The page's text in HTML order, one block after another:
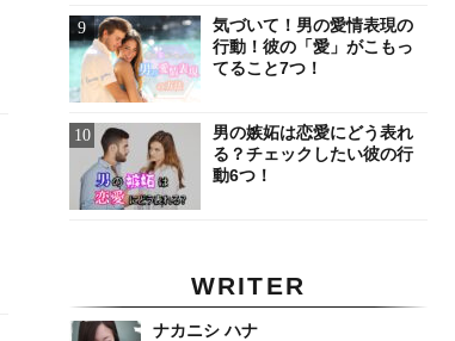
気づいて！男の愛情表現の
行動！彼の「愛」がこもっ
てること7つ！
男の嫉妬は恋愛にどう表れ
る？チェックしたい彼の行
動6つ！
WRITER
ナカニシ ハナ